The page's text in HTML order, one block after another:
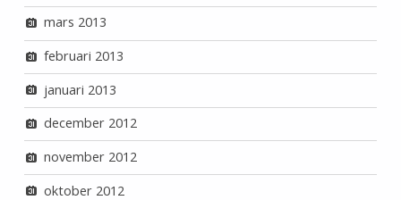
mars 2013
februari 2013
januari 2013
december 2012
november 2012
oktober 2012